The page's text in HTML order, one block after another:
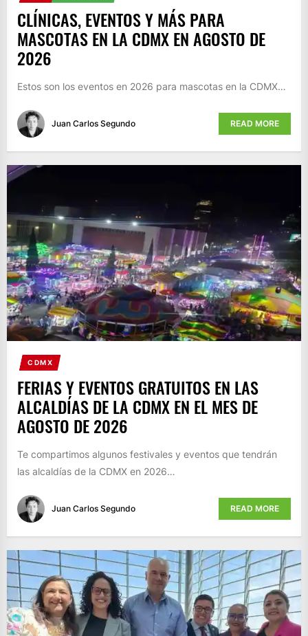
CLÍNICAS, EVENTOS Y MÁS PARA
MASCOTAS EN LA CDMX EN AGOSTO DE
2026
Estos son los eventos en 2026 para mascotas en la CDMX…
Juan Carlos Segundo READ MORE
CDMX
FERIAS Y EVENTOS GRATUITOS EN LAS
ALCALDÍAS DE LA CDMX EN EL MES DE
AGOSTO DE 2026
Te compartimos algunos festivales y eventos que tendrán
las alcaldías de la CDMX en 2026…
Juan Carlos Segundo READ MORE